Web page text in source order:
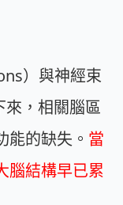
）與神經束
來，相關腦區
的缺失。 當
腦結構早已累